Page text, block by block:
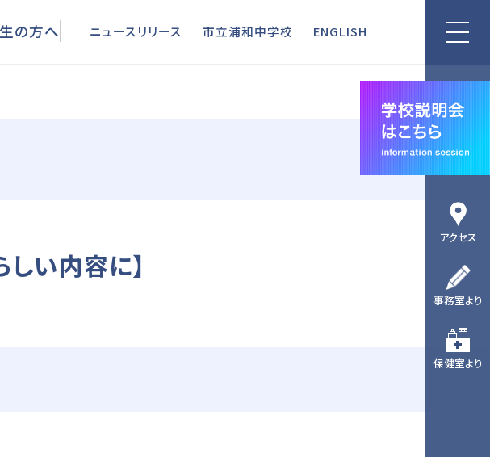
ニュースリリース 市立浦和中学校 ENGLISH
い内容に】
の方へ ニュースリリース 市立浦和中学校 ENGLISH
アクセス
事務室より
保健室より